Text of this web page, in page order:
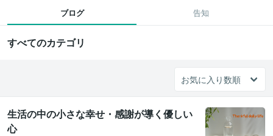
ブログ 告知
すべてのカテゴリ
生活の中の小さな幸せ・感謝が導く優しい
心